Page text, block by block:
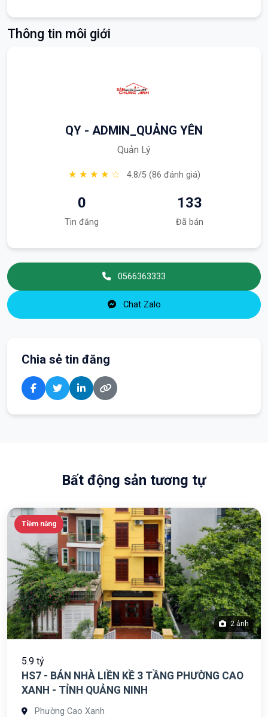
Thông tin môi giới
QY - ADMIN_QUẢNG YÊN
Quản Lý
★ ★ ★ ★ ☆ 4.8/5 (86 đánh giá)
0
Tin đăng
133
Đã bán
0566363333
Chat Zalo
Chia sẻ tin đăng
Bất động sản tương tự
Tiềm năng
2 ảnh
5.9 tỷ
HS7 - BÁN NHÀ LIỀN KỀ 3 TẦNG PHƯỜNG CAO
XANH - TỈNH QUẢNG NINH
Phường Cao Xanh